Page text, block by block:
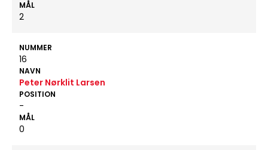
MÅL
2
NUMMER
16
NAVN
Peter Nørklit Larsen
POSITION
-
MÅL
0